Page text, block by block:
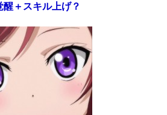
＋スキル上げ？